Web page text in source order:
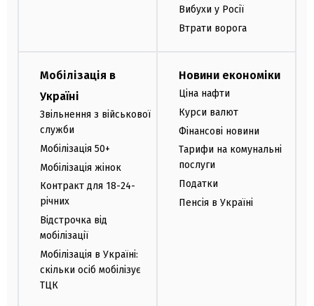
Вибухи у Росії
Втрати ворога
Мобілізація в
Україні
Звільнення з військової
служби
Мобілізація 50+
Мобілізація жінок
Контракт для 18-24-
річних
Відстрочка від
мобілізації
Мобілізація в Україні:
скільки осіб мобілізує
ТЦК
Новини економіки
Ціна нафти
Курси валют
Фінансові новини
Тарифи на комунальні
послуги
Податки
Пенсія в Україні